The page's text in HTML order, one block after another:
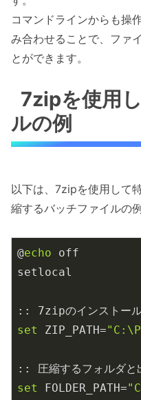
コマンドラインからも操
み合わせることで、ファ
とができます。
7zipを使用
ルの例
以下は、7zipを使用して
縮するバッチファイルの例
@echo off
setlocal
set
ZIP_PATH=
set FOLDER_PATH=